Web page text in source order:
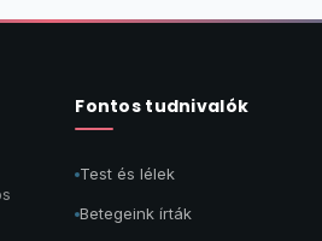
Fontos tudnivalók
Test és lélek
Betegeink írták